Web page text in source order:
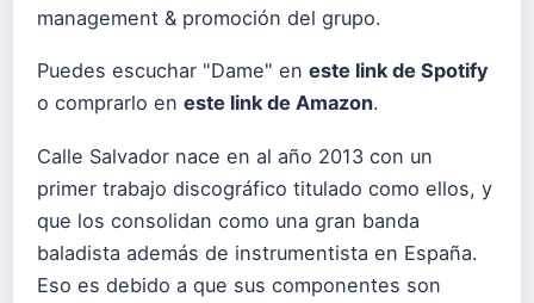
management & promoción del grupo.
Puedes escuchar "Dame" en este link de Spotify
o comprarlo en este link de Amazon.
Calle Salvador nace en al año 2013 con un
primer trabajo discográfico titulado como ellos, y
que los consolidan como una gran banda
baladista además de instrumentista en España.
Eso es debido a que sus componentes son